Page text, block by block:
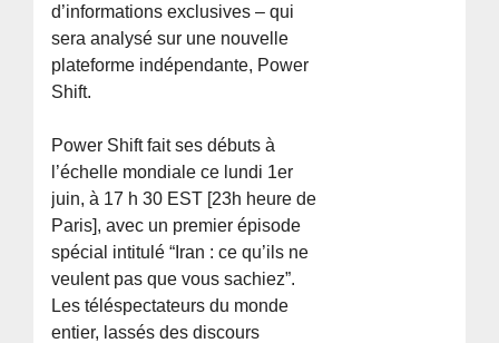
d’informations exclusives – qui
sera analysé sur une nouvelle
plateforme indépendante, Power
Shift.
Power Shift fait ses débuts à
l’échelle mondiale ce lundi 1er
juin, à 17 h 30 EST [23h heure de
Paris], avec un premier épisode
spécial intitulé “Iran : ce qu’ils ne
veulent pas que vous sachiez”.
Les téléspectateurs du monde
entier, lassés des discours